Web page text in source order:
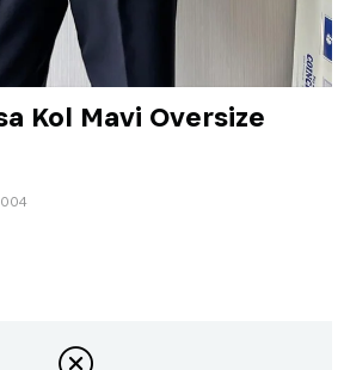
Kol Mavi Oversize
004